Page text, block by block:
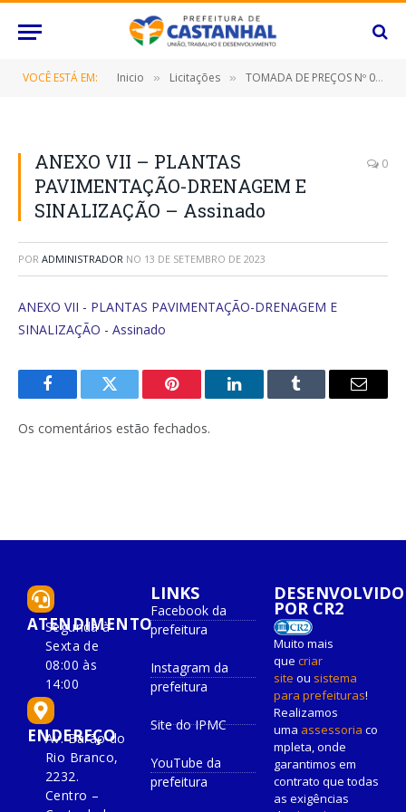
VOCÊ ESTÁ EM: Inicio » Licitações » TOMADA DE PREÇOS Nº 005/2023 (Contratação de empresa especializada para pavimentação de ruas do Bairro Fonte Boa, neste Município de Castanhal/Pará)
ANEXO VII – PLANTAS
PAVIMENTAÇÃO-DRENAGEM E
SINALIZAÇÃO – Assinado
0
POR ADMINISTRADOR NO 13 DE SETEMBRO DE 2023
ANEXO VII - PLANTAS PAVIMENTAÇÃO-DRENAGEM E
SINALIZAÇÃO - Assinado
FacebookTwitter Pinterest O
Tumblr
E-
Os comentários estão fechados.
ATENDIMENTO
Segunda à
Sexta de
08:00 às
14:00
ENDEREÇO
Av. Barão do
Rio Branco,
2232.
Centro –
LINKS
Facebook da
prefeitura
Instagram da
prefeitura
Site do IPMC
YouTube da
prefeitura
DESENVOLVIDO
POR CR2
Muito mais
que criar
site ou sistema
para prefeituras!
Realizamos
uma assessoria co
mpleta, onde
garantimos em
contrato que todas
as exigências